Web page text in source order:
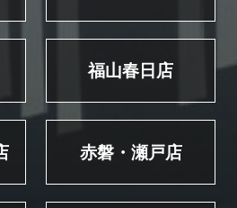
福山春日店
赤磐・瀬戸店